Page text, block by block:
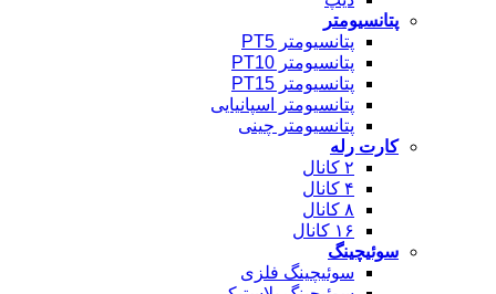
پتانسیومتر
پتانسیومتر PT5
پتانسیومتر PT10
پتانسیومتر PT15
پتانسیومتر اسپانیایی
پتانسیومتر چینی
کارت رله
۲ کانال
۴ کانال
۸ کانال
۱۶ کانال
سوئیچینگ
سوئیچینگ فلزی